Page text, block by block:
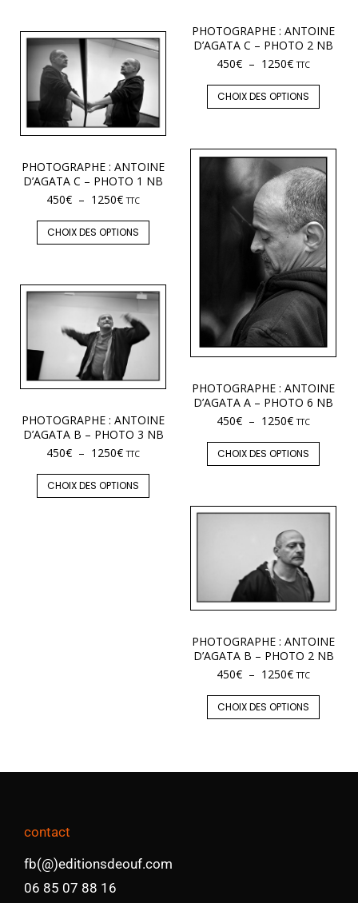
PHOTOGRAPHE : ANTOINE
D’AGATA C – PHOTO 2 NB
450€ – 1250€ TTC
CHOIX DES OPTIONS
PHOTOGRAPHE : ANTOINE
D’AGATA C – PHOTO 1 NB
450€ – 1250€ TTC
CHOIX DES OPTIONS
PHOTOGRAPHE : ANTOINE
D’AGATA A – PHOTO 6 NB
450€ – 1250€ TTC
CHOIX DES OPTIONS
PHOTOGRAPHE : ANTOINE
D’AGATA B – PHOTO 3 NB
450€ – 1250€ TTC
CHOIX DES OPTIONS
PHOTOGRAPHE : ANTOINE
D’AGATA B – PHOTO 2 NB
450€ – 1250€ TTC
CHOIX DES OPTIONS
contact
fb(@)editionsdeouf.com
06 85 07 88 16